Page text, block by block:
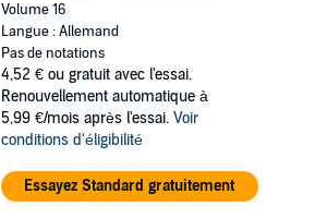
Volume 16
Langue : Allemand
Pas de notations
4,52 € ou gratuit avec l'essai.
Renouvellement automatique à
5,99 €/mois après l'essai. Voir
conditions d'éligibilité
Essayez Standard gratuitement